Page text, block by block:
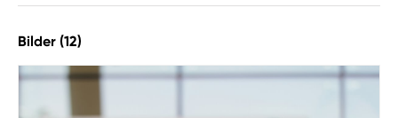
Bilder (12)